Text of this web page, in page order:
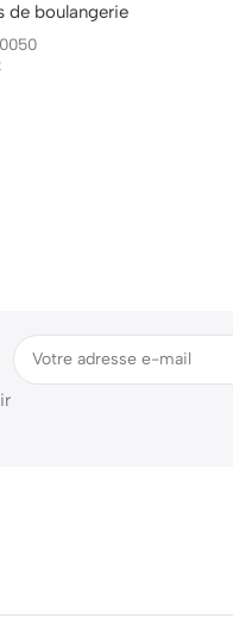
de boulangerie